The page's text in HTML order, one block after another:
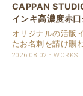
CAPPAN
インキ高濃度赤
刺
オリジナルの活版
たお名刺を請け賜
用紙は新バフン紙N
2026.08.02 WORKS